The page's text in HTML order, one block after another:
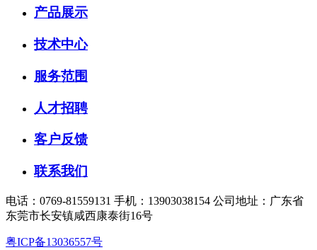
产品展示
技术中心
服务范围
人才招聘
客户反馈
联系我们
电话：0769-81559131 手机：13903038154 公司地址：广东省
东莞市长安镇咸西康泰街16号
粤ICP备13036557号